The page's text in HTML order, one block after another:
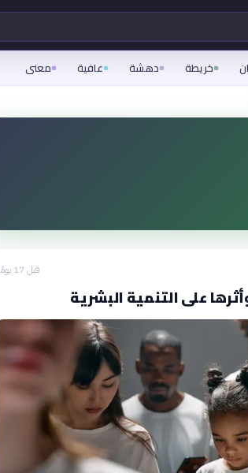
خريطة دهشة عافية معنى
قبل 17 يومًا
على التنمية البشرية